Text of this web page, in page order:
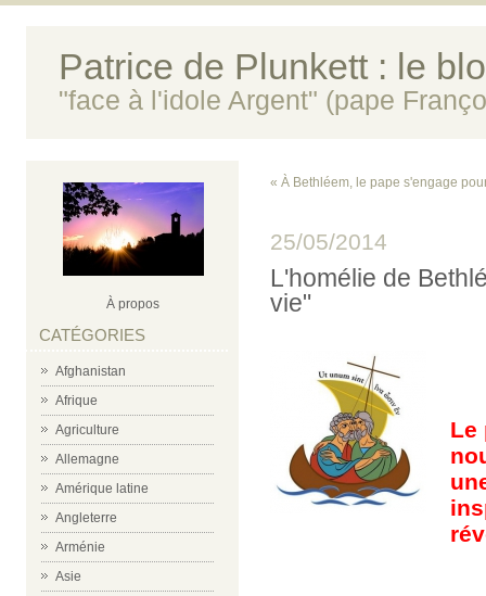
Patrice de Plunkett : le
"face à l'idole Argent" (pape
À propos
CATÉGORIES
Afghanistan
Afrique
Agriculture
Allemagne
Amérique latine
Angleterre
Arménie
Asie
« À Bethléem, le pape s'engage
25/05/2014
L'homélie de
vie"
Le